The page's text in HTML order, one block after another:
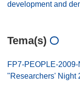
development and
Tema(s)
FP7-PEOPLE-
"Researchers' Night